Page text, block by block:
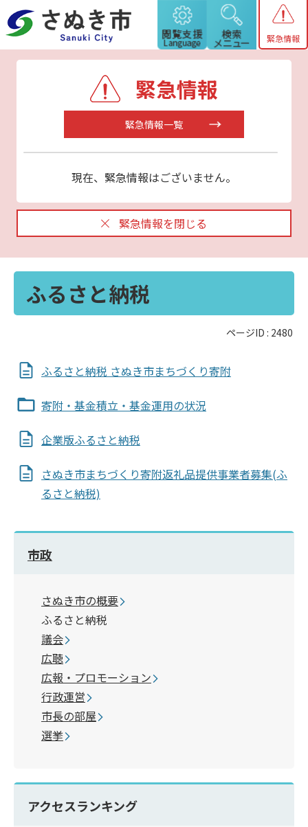
緊急情報
緊急情報
緊急情報一覧
現在、緊急情報はございません。
緊急情報を閉じる
ふるさと納税
ページID : 2480
ふるさと納税 さぬき市まちづくり寄附
寄附・基金積立・基金運用の状況
企業版ふるさと納税
さぬき市まちづくり寄附返礼品提供事業者募集(ふ
るさと納税)
市政
さぬき市の概要
ふるさと納税
議会
広聴
広報・プロモーション
行政運営
市長の部屋
選挙
アクセスランキング